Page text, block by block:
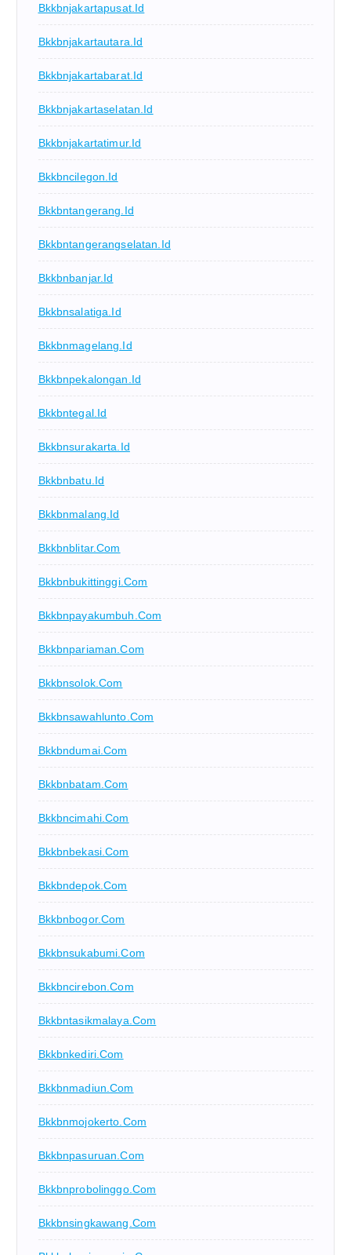
Bkkbnjakartapusat.id
Bkkbnjakartautara.id
Bkkbnjakartabarat.id
Bkkbnjakartaselatan.id
Bkkbnjakartatimur.id
Bkkbncilegon.id
Bkkbntangerang.id
Bkkbntangerangselatan.id
Bkkbnbanjar.id
Bkkbnsalatiga.id
Bkkbnmagelang.id
Bkkbnpekalongan.id
Bkkbntegal.id
Bkkbnsurakarta.id
Bkkbnbatu.id
Bkkbnmalang.id
Bkkbnblitar.com
Bkkbnbukittinggi.com
Bkkbnpayakumbuh.com
Bkkbnpariaman.com
Bkkbnsolok.com
Bkkbnsawahlunto.com
Bkkbndumai.com
Bkkbnbatam.com
Bkkbncimahi.com
Bkkbnbekasi.com
Bkkbndepok.com
Bkkbnbogor.com
Bkkbnsukabumi.com
Bkkbncirebon.com
Bkkbntasikmalaya.com
Bkkbnkediri.com
Bkkbnmadiun.com
Bkkbnmojokerto.com
Bkkbnpasuruan.com
Bkkbnprobolinggo.com
Bkkbnsingkawang.com